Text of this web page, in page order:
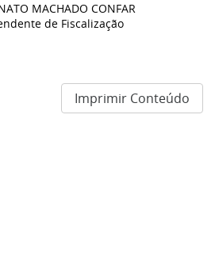
MACHADO CONFAR
de Fiscalização
Imprimir Conteúdo